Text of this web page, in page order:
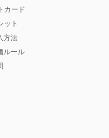
カード
ット
方法
ルール